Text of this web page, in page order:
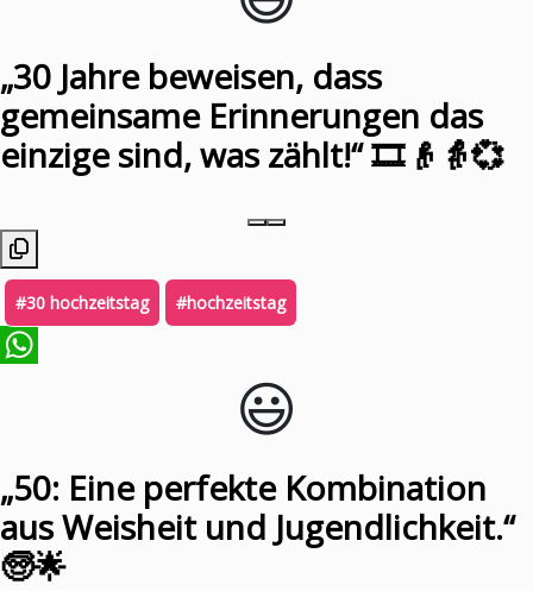
„30 Jahre beweisen, dass
gemeinsame Erinnerungen das
einzige sind, was zählt!“ 🎞️👴👵💞
#30 hochzeitstag #hochzeitstag
😃️
„50: Eine perfekte Kombination
aus Weisheit und Jugendlichkeit.“
🧓🌟